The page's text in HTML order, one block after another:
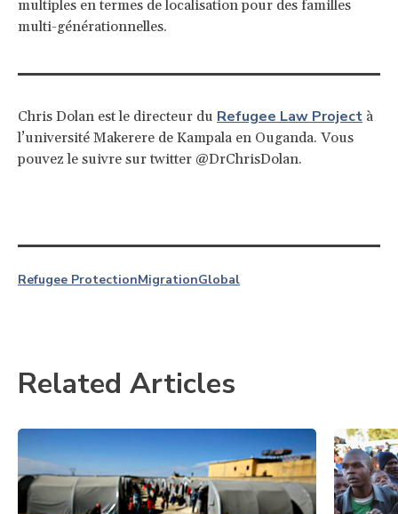
multiples en termes de localisation pour des familles
multi-générationnelles.
Chris Dolan est le directeur du Refugee Law Project à
l’université Makerere de Kampala en Ouganda. Vous
pouvez le suivre sur twitter @DrChrisDolan.
Refugee ProtectionMigrationGlobal
Related Articles